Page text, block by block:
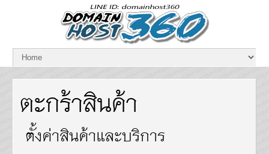
ตะกร้าสินค้า
ตั้งค่าสินค้าและบริการ